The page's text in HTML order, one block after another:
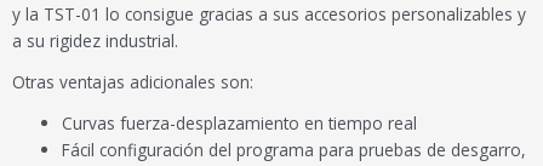
y la TST-01 lo consigue gracias a sus accesorios personalizables y
a su rigidez industrial.
Otras ventajas adicionales son:
Curvas fuerza-desplazamiento en tiempo real
Fácil configuración del programa para pruebas de desgarro,